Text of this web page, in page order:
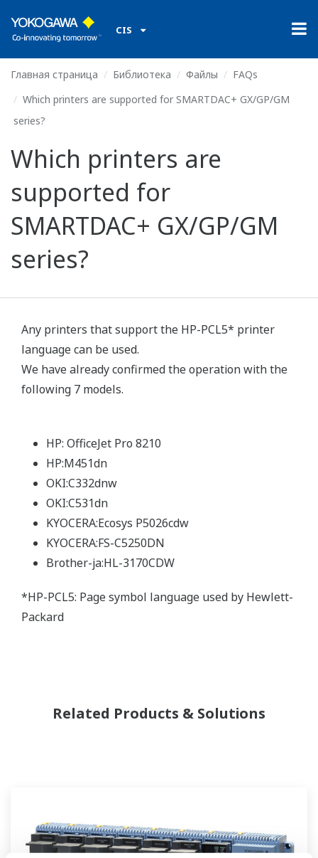
CIS
Главная страница Библиотека Файлы
FAQs
Which printers are supported for SMARTDAC+ GX/GP/GM
series?
Which printers are
supported for
SMARTDAC+ GX/GP/GM
series?
Any printers that support the HP-PCL5* printer
language can be used.
We have already confirmed the operation with the
following 7 models.
HP: OfficeJet Pro 8210
HP:M451dn
OKI:C332dnw
OKI:C531dn
KYOCERA:Ecosys P5026cdw
KYOCERA:FS-C5250DN
Brother-ja:HL-3170CDW
*HP-PCL5: Page symbol language used by Hewlett-
Packard
Related Products & Solutions